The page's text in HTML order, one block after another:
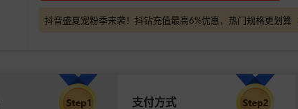
抖音盛夏宠粉季来袭！抖钻充值最高6%优惠，热门规格更划算
支付方式